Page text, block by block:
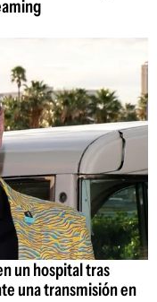
un hospital tras
una transmisión en